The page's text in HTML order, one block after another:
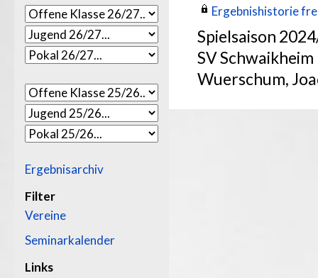
Ergebnisarchiv
Filter
Vereine
Seminarkalender
Links
Ergebnishistorie
Spielsaison
SV Schwaikheim
Wuerschum,